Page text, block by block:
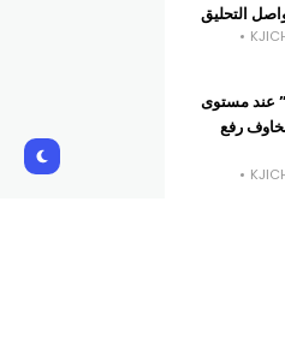
التحليق
عند مستوى
رفع